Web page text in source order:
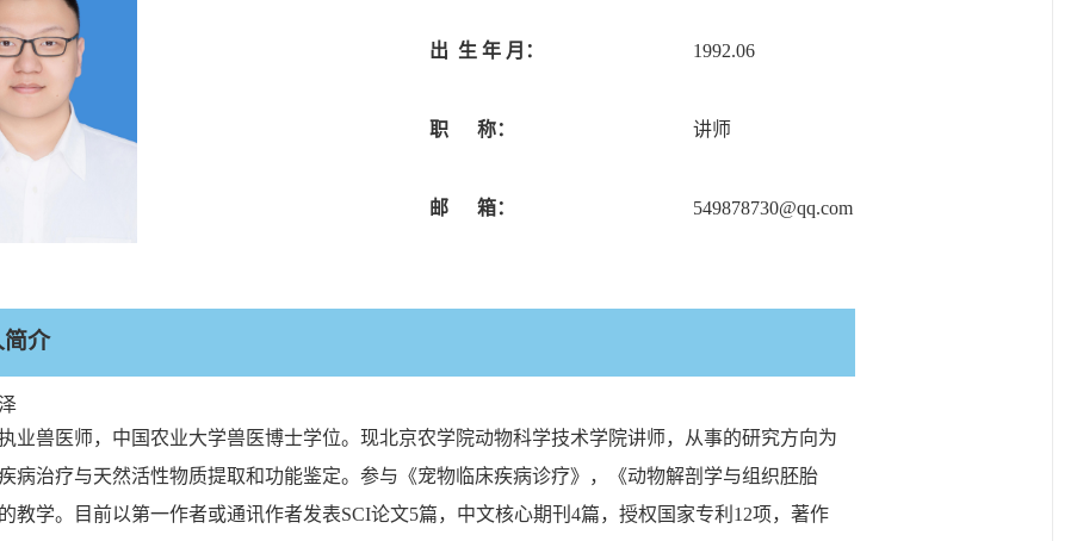
出 生 年 月： 1992.06
职 称： 讲师
邮 箱： 549878730@qq.com
介
业兽医师，中国农业大学兽医博士学位。现北京农学院动物科学技术学院讲师，从事的研究方向为
病治疗与天然活性物质提取和功能鉴定。参与《宠物临床疾病诊疗》，《动物解剖学与组织胚胎
教学。目前以第一作者或通讯作者发表SCI论文5篇，中文核心期刊 4篇，授权国家专利 12项，著作